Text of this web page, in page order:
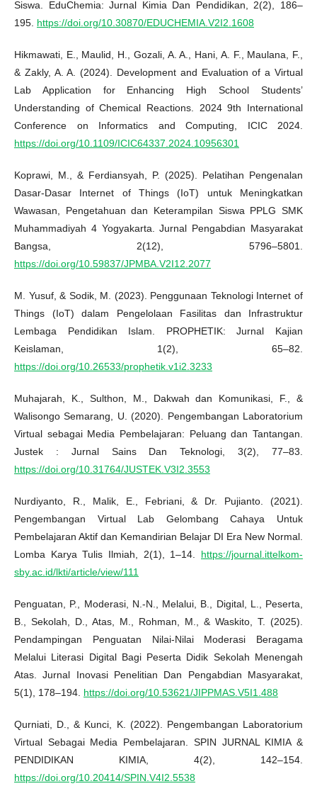
Siswa. EduChemia: Jurnal Kimia Dan Pendidikan, 2(2), 186–
195. https://doi.org/10.30870/EDUCHEMIA.V2I2.1608
Hikmawati, E., Maulid, H., Gozali, A. A., Hani, A. F., Maulana, F.,
& Zakly, A. A. (2024). Development and Evaluation of a Virtual
Lab Application for Enhancing High School Students’
Understanding of Chemical Reactions. 2024 9th International
Conference on Informatics and Computing, ICIC 2024.
https://doi.org/10.1109/ICIC64337.2024.10956301
Koprawi, M., & Ferdiansyah, P. (2025). Pelatihan Pengenalan
Dasar-Dasar Internet of Things (IoT) untuk Meningkatkan
Wawasan, Pengetahuan dan Keterampilan Siswa PPLG SMK
Muhammadiyah 4 Yogyakarta. Jurnal Pengabdian Masyarakat
Bangsa, 2(12), 5796–5801.
https://doi.org/10.59837/JPMBA.V2I12.2077
M. Yusuf, & Sodik, M. (2023). Penggunaan Teknologi Internet of
Things (IoT) dalam Pengelolaan Fasilitas dan Infrastruktur
Lembaga Pendidikan Islam. PROPHETIK: Jurnal Kajian
Keislaman, 1(2), 65–82.
https://doi.org/10.26533/prophetik.v1i2.3233
Muhajarah, K., Sulthon, M., Dakwah dan Komunikasi, F., &
Walisongo Semarang, U. (2020). Pengembangan Laboratorium
Virtual sebagai Media Pembelajaran: Peluang dan Tantangan.
Justek : Jurnal Sains Dan Teknologi, 3(2), 77–83.
https://doi.org/10.31764/JUSTEK.V3I2.3553
Nurdiyanto, R., Malik, E., Febriani, & Dr. Pujianto. (2021).
Pengembangan Virtual Lab Gelombang Cahaya Untuk
Pembelajaran Aktif dan Kemandirian Belajar DI Era New Normal.
Lomba Karya Tulis Ilmiah, 2(1), 1–14. https://journal.ittelkom-
sby.ac.id/lkti/article/view/111
Penguatan, P., Moderasi, N.-N., Melalui, B., Digital, L., Peserta,
B., Sekolah, D., Atas, M., Rohman, M., & Waskito, T. (2025).
Pendampingan Penguatan Nilai-Nilai Moderasi Beragama
Melalui Literasi Digital Bagi Peserta Didik Sekolah Menengah
Atas. Jurnal Inovasi Penelitian Dan Pengabdian Masyarakat,
5(1), 178–194. https://doi.org/10.53621/JIPPMAS.V5I1.488
Qurniati, D., & Kunci, K. (2022). Pengembangan Laboratorium
Virtual Sebagai Media Pembelajaran. SPIN JURNAL KIMIA &
PENDIDIKAN KIMIA, 4(2), 142–154.
https://doi.org/10.20414/SPIN.V4I2.5538